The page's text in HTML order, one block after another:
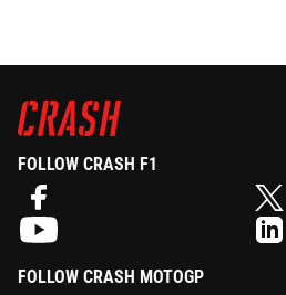
FOLLOW CRASH F1
FOLLOW CRASH MOTOGP